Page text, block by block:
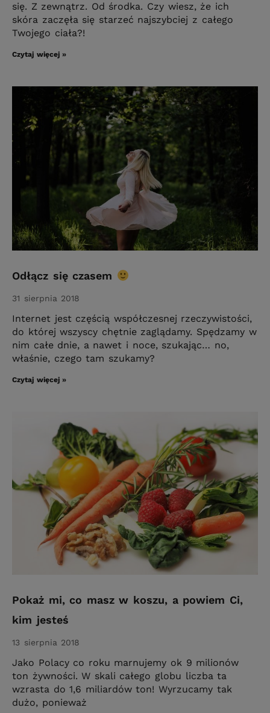
się. Z zewnątrz. Od środka. Czy wiesz, że ich
skóra zaczęła się starzeć najszybciej z całego
Twojego ciała?!
Czytaj więcej »
Odłącz się czasem
31 sierpnia 2018
Internet jest częścią współczesnej rzeczywistości,
do której wszyscy chętnie zaglądamy. Spędzamy w
nim całe dnie, a nawet i noce, szukając… no,
właśnie, czego tam szukamy?
Czytaj więcej »
Pokaż mi, co masz w koszu, a powiem Ci,
kim jesteś
13 sierpnia 2018
Jako Polacy co roku marnujemy ok 9 milionów
ton żywności. W skali całego globu liczba ta
wzrasta do 1,6 miliardów ton! Wyrzucamy tak
dużo, ponieważ